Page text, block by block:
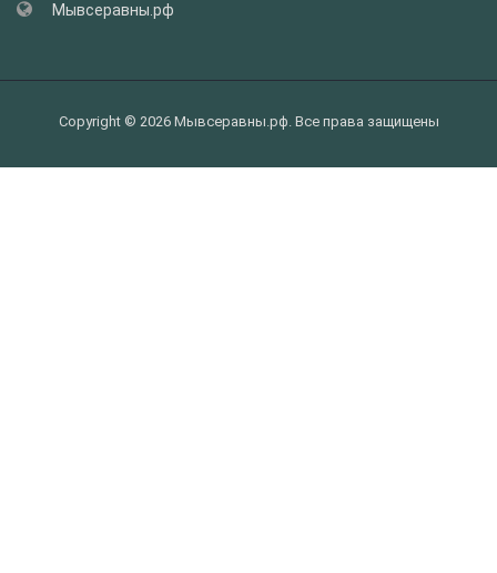
Мывсеравны.рф
Copyright © 2026 Мывсеравны.рф. Все права защищены